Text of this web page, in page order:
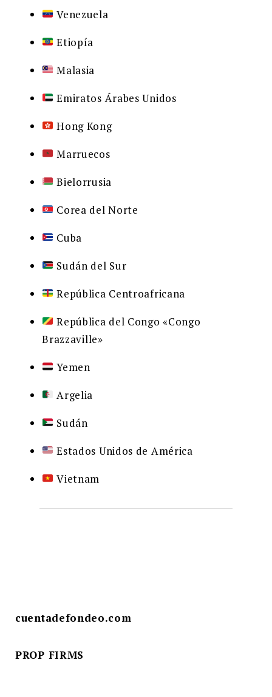
Venezuela
Etiopía
Malasia
Emiratos Árabes Unidos
Hong Kong
Marruecos
Bielorrusia
Corea del Norte
Cuba
Sudán del Sur
República Centroafricana
República del Congo «Congo
Brazzaville»
Yemen
Argelia
Sudán
Estados Unidos de América
Vietnam
cuentadefondeo.com
PROP FIRMS